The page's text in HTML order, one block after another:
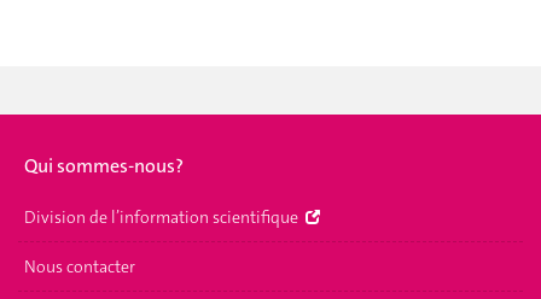
Qui sommes-nous?
Division de l’information scientifique
Nous contacter